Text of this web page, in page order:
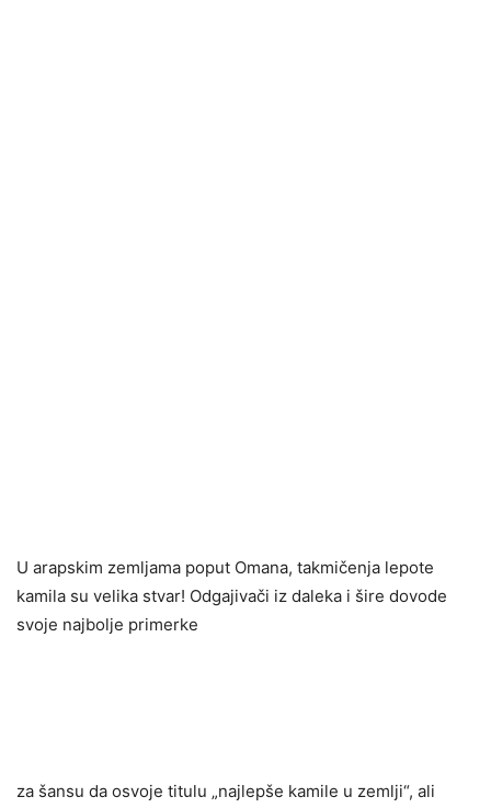
U arapskim zemljama poput Omana, takmičenja lepote
kamila su velika stvar! Odgajivači iz daleka i šire dovode
svoje najbolje primerke
za šansu da osvoje titulu „najlepše kamile u zemlji“, ali